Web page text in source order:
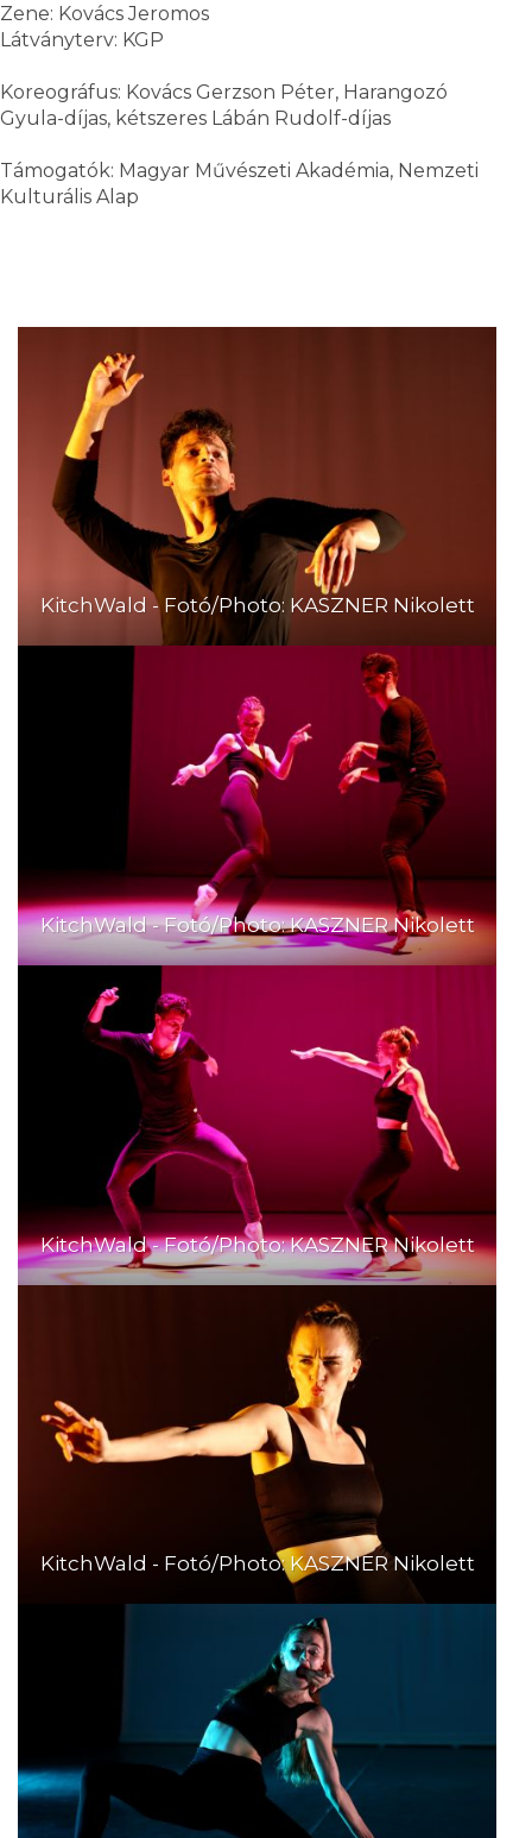
Zene: Kovács Jeromos
Látványterv: KGP
Koreográfus: Kovács Gerzson Péter, Harangozó
Gyula-díjas, kétszeres Lábán Rudolf-díjas
Támogatók: Magyar Művészeti Akadémia, Nemzeti
Kulturális Alap
KitchWald - Fotó/Photo: KASZNER Nikolett
KitchWald - Fotó/Photo: KASZNER Nikolett
KitchWald - Fotó/Photo: KASZNER Nikolett
KitchWald - Fotó/Photo: KASZNER Nikolett